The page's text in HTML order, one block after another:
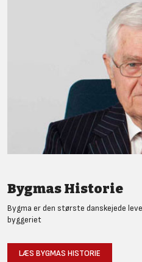
Bygmas Historie
Bygma er den største danskejede
byggeriet
LÆS BYGMAS HISTORIE